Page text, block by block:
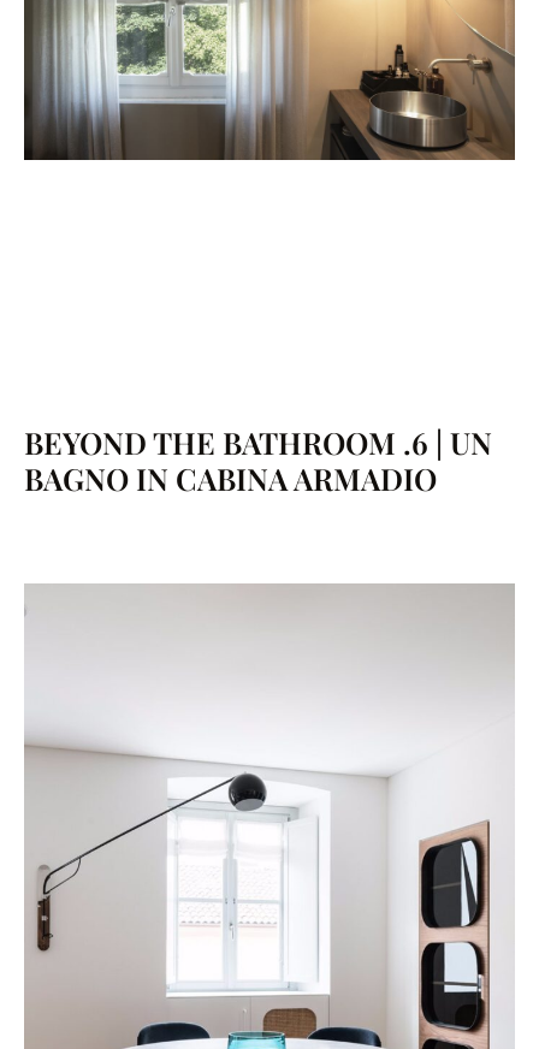
BEYOND THE BATHROOM .6 | UN
BAGNO IN CABINA ARMADIO